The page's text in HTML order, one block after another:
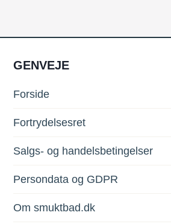
GENVEJE
Forside
Fortrydelsesret
Salgs- og handelsbetingelser
Persondata og GDPR
Om smuktbad.dk